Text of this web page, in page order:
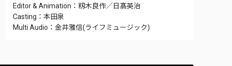
Editor & Animation：籾木良作／日髙英治
Casting：本田泉
Multi Audio：金井雅信(ライフミュージック)